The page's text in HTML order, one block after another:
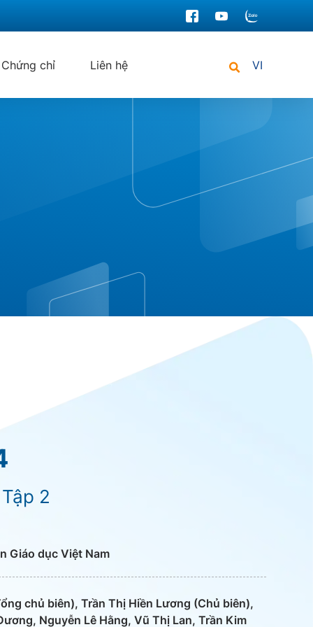
Chứng chỉ Liên hệ VI
2
Giáo dục Việt Nam
chủ biên), Trần Thị Hiền Lương (Chủ biên),
Nguyễn Lê Hằng, Vũ Thị Lan, Trần Kim